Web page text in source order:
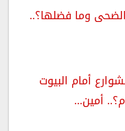
وما فضلها؟..
أمام البيوت
أمين...